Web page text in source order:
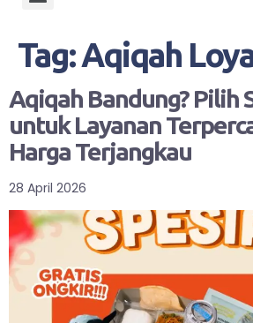
Tag:Aqiqah
Aqiqah Bandung? Pilih
untuk Layanan
Harga Terjangkau
28 April 2026